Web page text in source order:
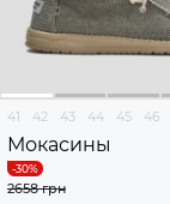
41 42 43 44 45 46
Мокасины
2658 грн